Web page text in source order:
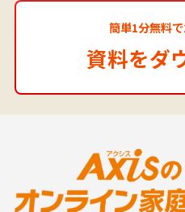
簡単1分無料
資料をダ